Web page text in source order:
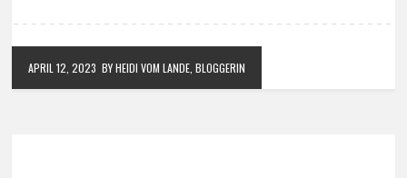
APRIL 12, 2023 BY HEIDI VOM LANDE, BLOGGERIN